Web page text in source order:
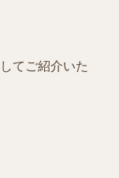
てご紹介いた